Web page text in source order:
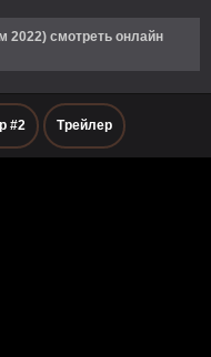
2022) смотреть онлайн
#2 Трейлер